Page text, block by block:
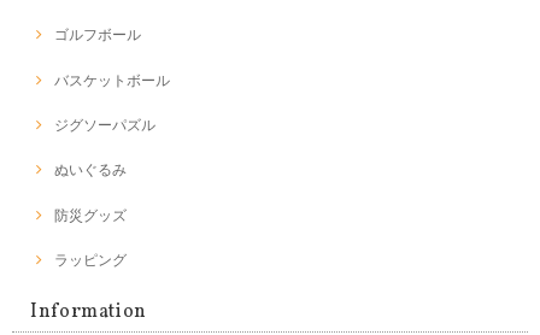
ゴルフボール
バスケットボール
ジグソーパズル
ぬいぐるみ
防災グッズ
ラッピング
Information